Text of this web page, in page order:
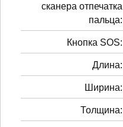
сканера отпечатка
пальца:
Кнопка SOS:
Длина:
Ширина:
Толщина: